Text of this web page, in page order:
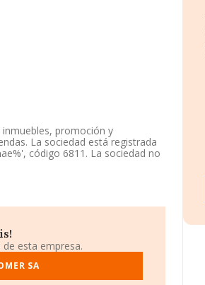
promoción y
La sociedad está registrada
código 6811. La sociedad no
todas las compañías es de 105
de Madrid, en la base de
los 4.260 millones de euros.
1. La antigüedad desde la
esta empresa.
SA